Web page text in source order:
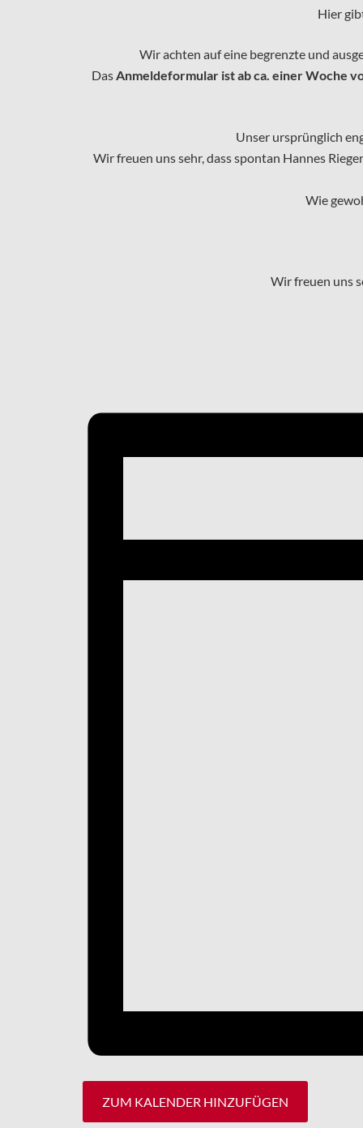
Hier
Wir achten auf eine begrenzte und
DasAnmeldeformular ist abca. einer Woche
Unser ursprünglich
Wir freuen uns sehr, dass spontan Hannes
Wie
Wir freuen uns
ZUM KALENDER HINZUFÜGEN